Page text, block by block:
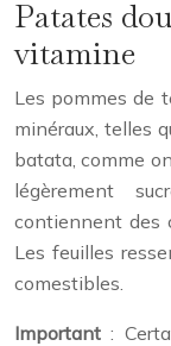
Patates
vitamine
Les pommes de
minéraux, telles
batata, comme
légèrement
contiennent des
Les feuilles
comestibles.
Important :